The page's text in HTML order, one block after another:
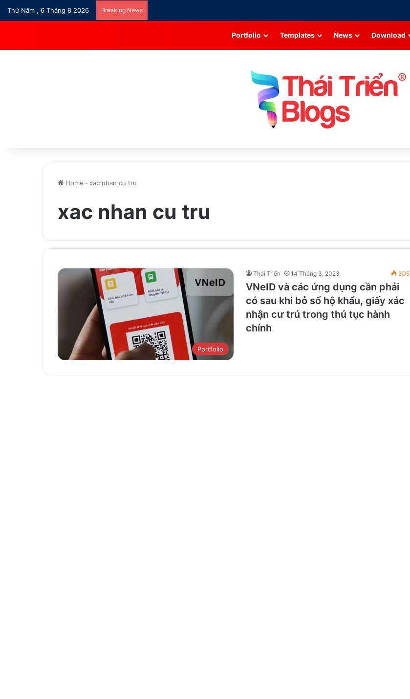
Thứ Năm , 6 Tháng 8 2026 Breaking News
Portfolio Templates News Download
Home - xac nhan cu tru
xac nhan cu tru
Portfolio
Thái Triển 14 Tháng 3, 2023 305
VNeID và các ứng dụng cần phải
có sau khi bỏ sổ hộ khẩu, giấy xác
nhận cư trú trong thủ tục hành
chính